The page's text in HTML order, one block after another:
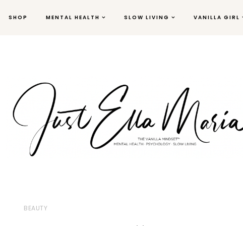
SHOP MENTAL HEALTH SLOW LIVING VANILLA GIRL
BEAUTY